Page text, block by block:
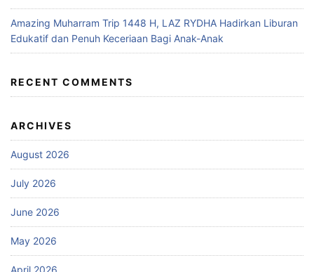
Amazing Muharram Trip 1448 H, LAZ RYDHA Hadirkan Liburan
Edukatif dan Penuh Keceriaan Bagi Anak-Anak
RECENT COMMENTS
ARCHIVES
August 2026
July 2026
June 2026
May 2026